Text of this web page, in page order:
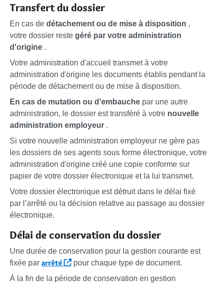
Transfert du dossier
En cas de détachement ou de mise à disposition ,
votre dossier reste géré par votre administration
d'origine .
Votre administration d'accueil transmet à votre
administration d'origine les documents établis pendant la
période de détachement ou de mise à disposition.
En cas de mutation ou d'embauche par une autre
administration, le dossier est transféré à votre nouvelle
administration employeur .
Si votre nouvelle administration employeur ne gère pas
les dossiers de ses agents sous forme électronique, votre
administration d'origine créé une copie conforme sur
papier de votre dossier électronique et la lui transmet.
Votre dossier électronique est détruit dans le délai fixé
par l’arrêté ou la décision relative au passage au dossier
électronique.
Délai de conservation du dossier
Une durée de conservation pour la gestion courante est
fixée par arrêté
pour chaque type de document.
À la fin de la période de conservation en gestion